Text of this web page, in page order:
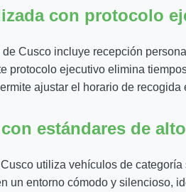
con protocolo
Cusco incluye recepción
protocolo ejecutivo elimina
ajustar el horario de
estándares de
utiliza vehículos de
un entorno cómodo y silencioso,